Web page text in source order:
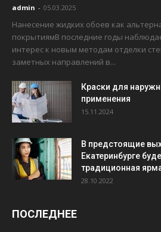
admin - 05.03.2025
Нанесение жидких обоев как
покрытиямВ последние годы
интерес к новым методам отделки
заметных направлений в...
Краски для
применения
15.11.2024
В предстоящие
Екатеринбурге
традиционная
28.10.2022
ПОСЛЕДНЕЕ